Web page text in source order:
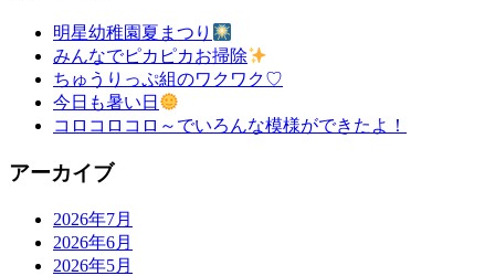
明星幼稚園夏まつり
みんなでピカピカお掃除
ちゅうりっぷ組のワクワク♡
今日も暑い日
コロコロコロ～でいろんな模様ができたよ！
アーカイブ
2026年7月
2026年6月
2026年5月